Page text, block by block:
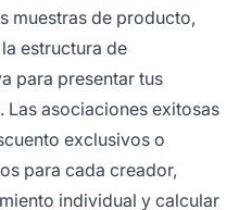
muestras de producto,
estructura de
para presentar tus
asociaciones exitosas
exclusivos o
para cada creador,
individual y calcular